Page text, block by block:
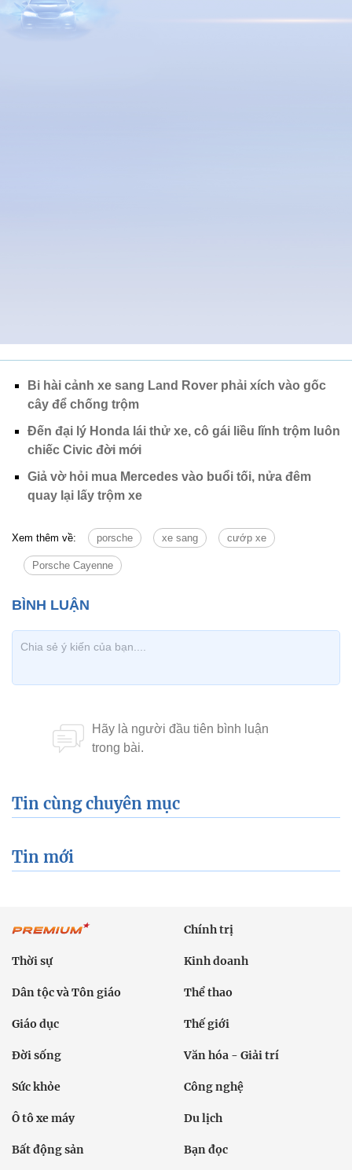
Bi hài cảnh xe sang Land Rover phải xích vào gốc
cây để chống trộm
Đến đại lý Honda lái thử xe, cô gái liều lĩnh trộm luôn
chiếc Civic đời mới
Giả vờ hỏi mua Mercedes vào buổi tối, nửa đêm
quay lại lấy trộm xe
Xem thêm về: porsche xe sang cướp xe
Porsche Cayenne
Tin cùng chuyên mục
Tin mới
Chính trị
Thời sự Kinh doanh
Dân tộc và Tôn giáo Thể thao
Giáo dục Thế giới
Đời sống Văn hóa - Giải trí
Sức khỏe Công nghệ
Ô tô xe máy Du lịch
Bất động sản Bạn đọc